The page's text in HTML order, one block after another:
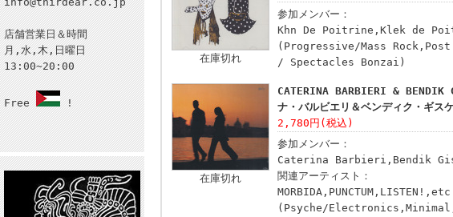
店舗営業日＆時間
月,水,木,日曜日
13:00~20:00
Free !
在庫切れ
参加メンバー：
Khn De Poitrine,Klek de
(Progressive/Mass
/ Spectacles Bonzai)
在庫切れ
CATERINA BARBIERI &
ナ・バルビエリ＆ベンディク・
2,780円(税込)
参加メンバー：
Caterina Barbieri,Bendik
関連アーティスト：
MORBIDA,PUNCTUM,LISTEN!,etc
(Psyche/